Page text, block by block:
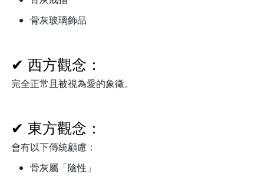
骨灰玻璃飾品
✔ 西方觀念：
完全正常且被視為愛的象徵。
✔ 東方觀念：
會有以下傳統顧慮：
骨灰屬「陰性」